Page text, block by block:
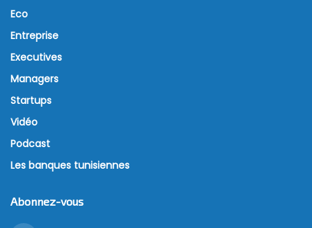
Eco
Entreprise
Executives
Managers
Startups
Vidéo
Podcast
Les banques tunisiennes
Abonnez-vous